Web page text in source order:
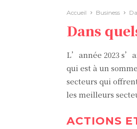
Accueil Business
Dans
L’année 2023
qui est à un
secteurs qui
les meilleurs
ACTIONS